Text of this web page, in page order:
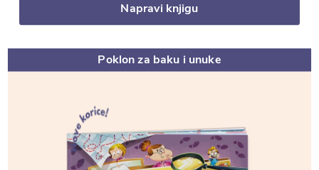
Napravi knjigu
Poklon za baku i unuke